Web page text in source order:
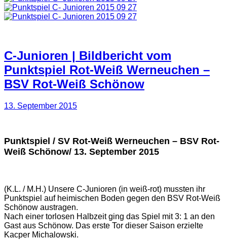
C-Junioren | Bildbericht vom
Punktspiel Rot-Weiß Werneuchen –
BSV Rot-Weiß Schönow
13. September 2015
Punktspiel / SV Rot-Weiß Werneuchen – BSV Rot-
Weiß Schönow/ 13. September 2015
(K.L. / M.H.) Unsere C-Junioren (in weiß-rot) mussten ihr
Punktspiel auf heimischen Boden gegen den BSV Rot-Weiß
Schönow austragen.
Nach einer torlosen Halbzeit ging das Spiel mit 3: 1 an den
Gast aus Schönow. Das erste Tor dieser Saison erzielte
Kacper Michalowski.